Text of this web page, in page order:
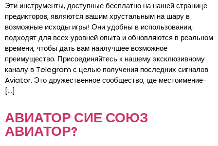
Эти инструменты, доступные бесплатно на нашей странице
предикторов, являются вашим хрустальным на шару в
возможные исходы игры! Они удобны в использовании,
подходят для всех уровней опыта и обновляются в реальном
времени, чтобы дать вам наилучшее возможное
преимущество. Присоединяйтесь к нашему эксклюзивному
каналу в Telegram с целью получения последних сигналов
Aviator. Это дружественное сообщество, где местоимение-
[…]
АВИАТОР СИЕ СОЮЗ
АВИАТОР?